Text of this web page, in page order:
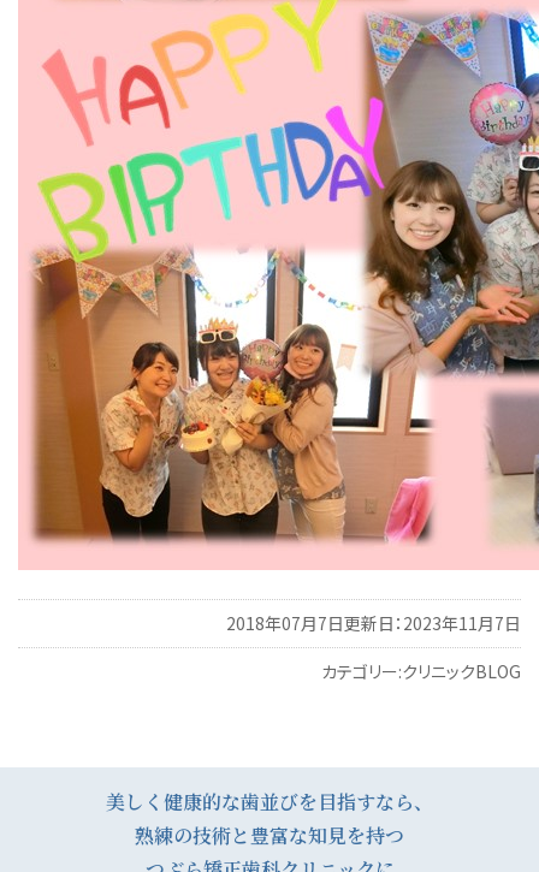
2018年07月7日更新日：2023年11月7日
カテゴリー:クリニックBLOG
稿
美しく健康的な歯並びを目指すなら、
熟練の技術と豊富な知見を持つ